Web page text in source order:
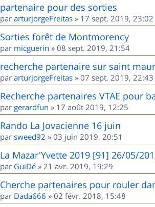
partenaire pour des sorties
par arturjorgeFreitas » 17 sept. 2019, 23:02
Sorties forêt de Montmorency
par micguerin » 08 sept. 2019, 21:54
recherche partenaire sur saint
par arturjorgeFreitas » 07 sept. 2019, 22:43
Recherche partenaires VTAE pour
par gerardfun » 17 août 2019, 12:25
Rando La Jovacienne 16 juin
par sweed92 » 03 juin 2019, 20:51
La Mazar'Yvette 2019 [91] 26/05/
par GuiDé » 21 avr. 2019, 19:29
Cherche partenaires pour rouler
par Dada666 » 02 févr. 2018, 15:48